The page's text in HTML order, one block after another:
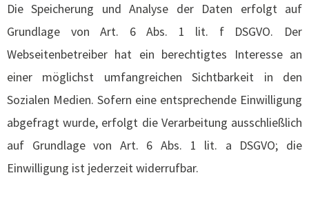
Die Speicherung und Analyse der Daten erfolgt auf
Grundlage von Art. 6 Abs. 1 lit. f DSGVO. Der
Webseitenbetreiber hat ein berechtigtes Interesse an
einer möglichst umfangreichen Sichtbarkeit in den
Sozialen Medien. Sofern eine entsprechende Einwilligung
abgefragt wurde, erfolgt die Verarbeitung ausschließlich
auf Grundlage von Art. 6 Abs. 1 lit. a DSGVO; die
Einwilligung ist jederzeit widerrufbar.